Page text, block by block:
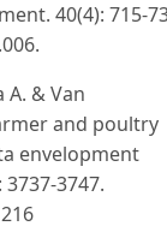
40(4): 715-
A. & Van
and poultry
envelopment
3747.